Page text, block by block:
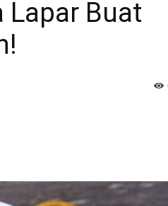
Lapar Buat